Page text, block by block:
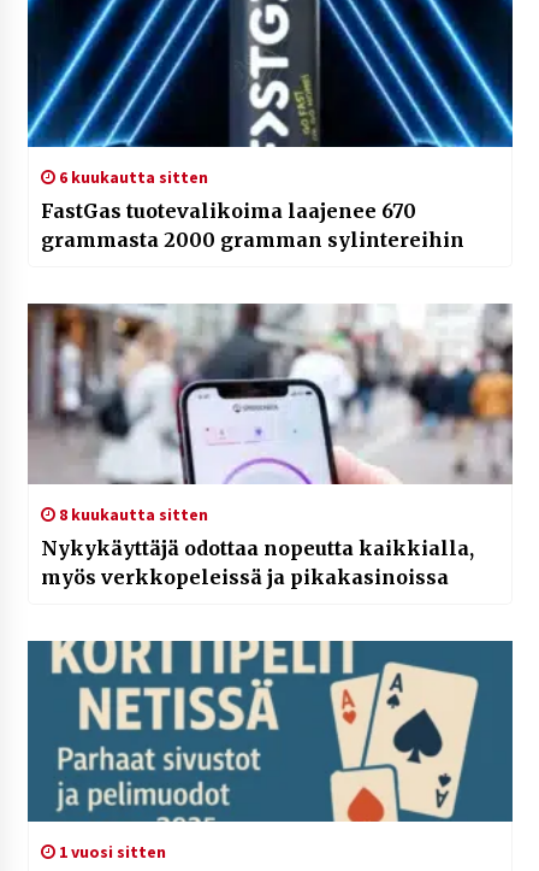
6 kuukautta sitten
FastGas tuotevalikoima laajenee 670
grammasta 2000 gramman sylintereihin
8 kuukautta sitten
Nykykäyttäjä odottaa nopeutta kaikkialla,
myös verkkopeleissä ja pikakasinoissa
1 vuosi sitten